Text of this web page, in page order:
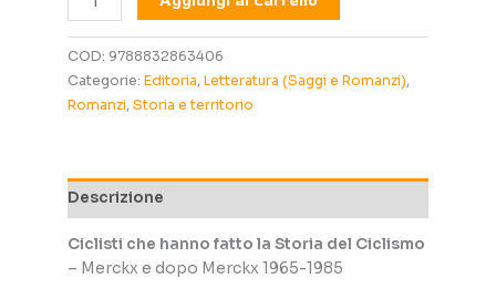
che
hanno
fatto
la
Storia
-
e
dopo
COD: 9788832863406
Categorie: Editoria, Letteratura (Saggi e Romanzi),
Romanzi, Storia e territorio
Descrizione
Ciclisti che hanno fatto la Storia del Ciclismo
– Merckx e dopo Merckx 1965-1985